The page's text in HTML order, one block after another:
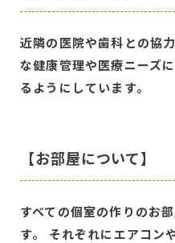
近隣の医院や歯科との協
な健康管理や医療ニーズ
るようにしています。
【お部屋について】
すべての個室の作りのお
す。 それぞれにエアコン